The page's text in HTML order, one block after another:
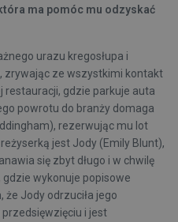
ma pomóc mu odzyskać
urazu kregosłupa i
zrywając ze wszystkimi kontakt
restauracji, gdzie parkuje auta
powrotu do branży domaga
rezerwując mu lot
jest Jody (Emily Blunt),
się zbyt długo i w chwilę
gdzie wykonuje popisowe
Jody odrzuciła jego
i jest